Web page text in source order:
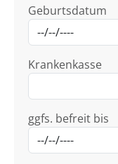
Geburtsdatum
Krankenkasse
ggfs. befreit bis